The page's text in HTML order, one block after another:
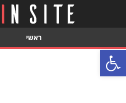
פתח סרגל נגישות
ראשי